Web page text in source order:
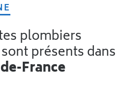
présents dans
France